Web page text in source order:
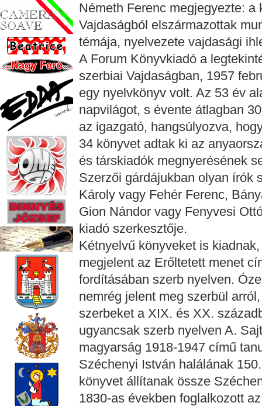
Németh Ferenc megjegyezte:
Vajdaságból elszármazottak
témája, nyelvezete vajdasági
A Forum Könyvkiadó a
szerbiai Vajdaságban, 1957
egy nyelvkönyv volt. Az 53 év
napvilágot, s évente átlagban
az igazgató, hangsúlyozva,
34 könyvet adtak ki az
és társkiadók megnyerésének
Szerzői gárdájukban olyan írók
Károly vagy Fehér Ferenc,
Gion Nándor vagy Fenyvesi
kiadó szerkesztője.
Kétnyelvű könyveket is
megjelent az Erőltetett menet
fordításában szerb nyelven.
nemrég jelent meg szerbül
szerbeket a XIX. és XX.
ugyancsak szerb nyelven A.
magyarság 1918-1947 című
Széchenyi István halálának
könyvet állítanak össze
1830-as években foglalkozott